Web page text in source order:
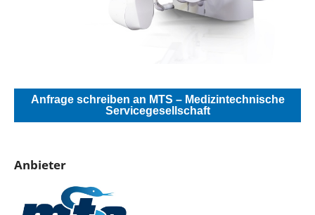
Anfrage schreiben an MTS – Medizintechnische
Servicegesellschaft
Anbieter